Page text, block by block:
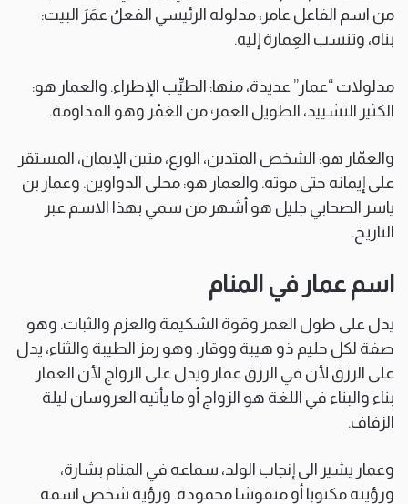
من اسم الفاعل عامر، مدلوله الرئيسي الفعلُ عمَرَ البيت:
بناه، وتنسب العِمارة إليه.
مدلولات “عمار” عديدة، منها: الطيِّب الإطراء. والعمار هو:
الكثير التشييد، الطويل العمر؛ من العَمْر وهو المداومة.
والعمّار هو: الشخص المتدين، الورع، متين الإيمان، المستقر
على إيمانه حتى موته. والعمار هو: محلى الدواوين. وعمار بن
ياسر الصحابي جليل هو أشهر من سمي بهذا الاسم عبر
التاريخ.
اسم عمار في المنام
يدل على طول العمر وقوة الشكيمة والعزم والثبات. وهو
صفة لكل حليم ذو هيبة ووقار. وهو رمز الطيبة والثناء، يدل
على الرزق لأن في الرزق عمار ويدل على الزواج لأن العمار
بناء والبناء في اللغة هو الزواج أو ما يأتيه العروسان ليلة
الزفاف.
وعمار يشير الى إنجاب الولد، سماعه في المنام بشارة،
ورؤيته مكتوبا أو منقوشا محمودة. ورؤية شخص اسمه